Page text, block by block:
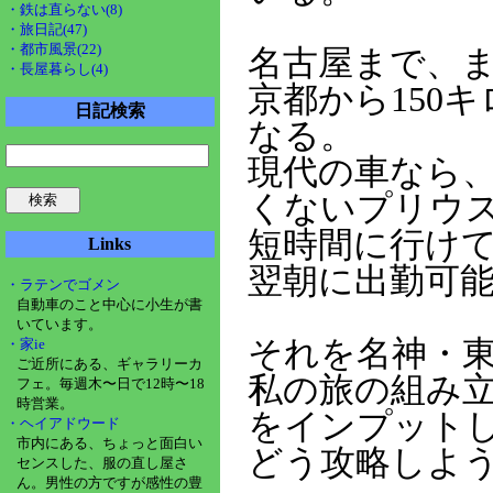
・鉄は直らない(8)
・旅日記(47)
・都市風景(22)
・長屋暮らし(4)
日記検索
Links
・ラテンでゴメン
自動車のこと中心に小生が書
いています。
・家ie
ご近所にある、ギャラリーカ
フェ。毎週木〜日で12時〜18
時営業。
・ヘイアドウード
市内にある、ちょっと面白い
センスした、服の直し屋さ
ん。男性の方ですが感性の豊
名古屋まで、
京都から150
なる。
現代の車なら
くないプリウ
短時間に行け
翌朝に出勤可
それを名神・
私の旅の組み
をインプット
どう攻略しよ